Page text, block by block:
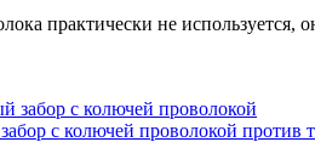
практически не используется,
с колючей проволокой против